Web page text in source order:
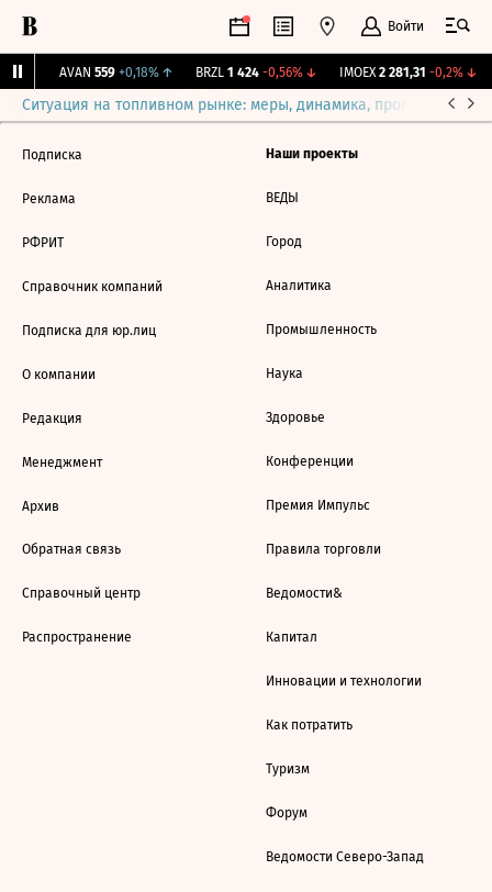
Войти
AVAN 559 +0,18%↑ BRZL 1 424 -0,56%↓ IMOEX 2 281,31 -0,2%↓
Ситуация на топливном рынке: меры, динамика, прогнозы
Подписка
Реклама
РФРИТ
Справочник компаний
Подписка для юр.лиц
О компании
Редакция
Менеджмент
Архив
Обратная связь
Справочный центр
Распространение
Наши проекты
ВЕДЫ
Город
Аналитика
Промышленность
Наука
Здоровье
Конференции
Премия Импульс
Правила торговли
Ведомости&
Капитал
Инновации и технологии
Как потратить
Туризм
Форум
Ведомости Северо-Запад